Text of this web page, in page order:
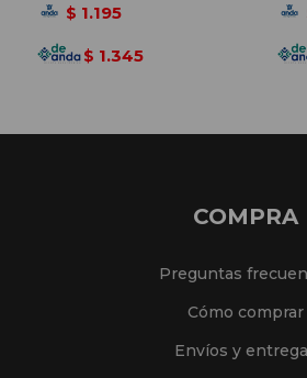
$ 1.195
$ 1.345
COMPRA
Preguntas
Cómo comprar
Envíos y